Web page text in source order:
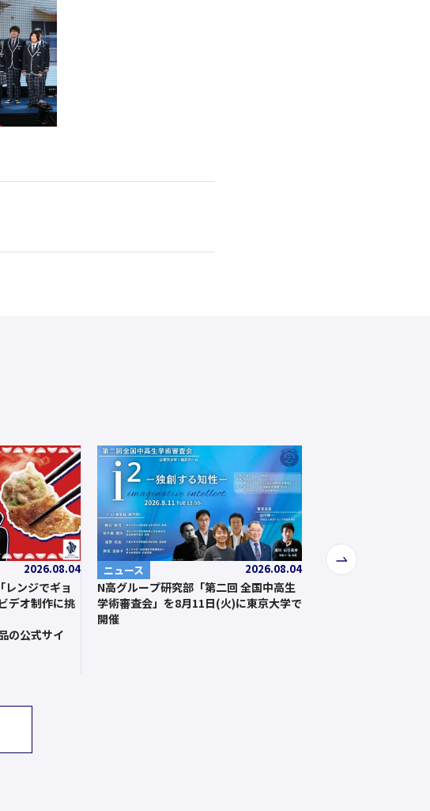
2026.08.04
レンジでギョ
デオ制作に挑
の公式サイ
ニュース 2026.08.04
N高グループ研究部「第二回 全国中高生
学術審査会」を8月11日(火)に東京大学で
開催
次